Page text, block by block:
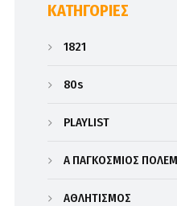
KΑΤΗΓΟΡΊΕΣ
1821
80s
PLAYLIST
Α΄ ΠΑΓΚΟΣΜΙΟΣ
ΑΘΛΗΤΙΣΜΟΣ